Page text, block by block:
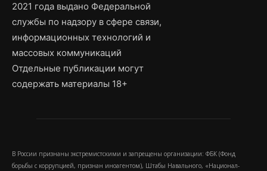
2021 года выдано Федеральной
службы по надзору в сфере связи,
информационных технологий и
массовых коммуникаций
Отдельные публикации могут
содержать материалы 18+
В России признаны экстремистскими и запрещены организации: ФБК (Фонд
борьбы с коррупцией, признан иноагентом), Штабы Навального, «Национал-